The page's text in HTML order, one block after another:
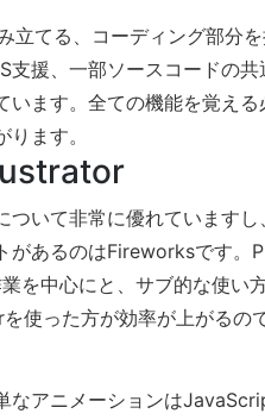
立てる、コーディング部分
支援、一部ソースコードの
います。全ての機能を覚え
ます。
ついて非常に優れています
があるのはFireworksです。
を中心にと、サブ的な使い
使った方が効率が上がるの
なアニメーションは